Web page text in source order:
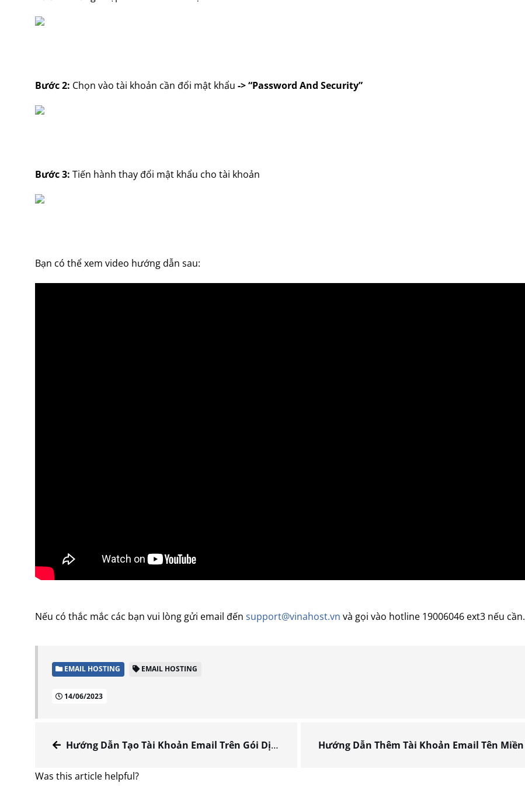
Bước 2: Chọn vào tài khoản cần đổi mật khẩu -> “Password And Security”
Bước 3: Tiến hành thay đổi mật khẩu cho tài khoản
Bạn có thể xem video hướng dẫn sau:
Nếu có thắc mắc các bạn vui lòng gửi email đến support@vinahost.vn và gọi vào hotline 19006046 ext3 nếu cần.
EMAIL HOSTING EMAIL HOSTING
14/06/2023
Hướng Dẫn Tạo Tài Khoản Email Trên Gói Dịch Vụ Email Hosting
Was this article helpful?